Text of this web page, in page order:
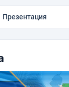
Презентация